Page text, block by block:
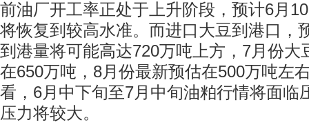
前油厂开工率正处于上升阶段，预计6月
将恢复到较高水准。而进口大豆到港口，
到港量将可能高达720万吨上方，7月份大
在650万吨，8月份最新预估在500万吨左
看，6月中下旬至7月中旬油粕行情将面临
压力将较大。